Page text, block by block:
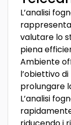
L’analisi
valutare lo
piena
Ambiente
l’obiettivo
prolungare
L’analisi